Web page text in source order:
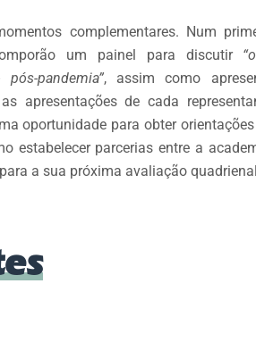
complementares. Num
um painel para discutir
pandemia”, assim como
apresentações de cada
oportunidade para obter
estabelecer parcerias entre a
a sua próxima avaliação quadrienal